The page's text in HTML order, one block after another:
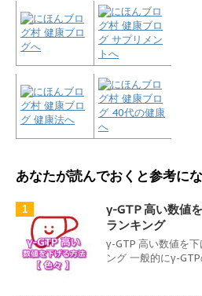
あなたが読んでおくと参考に
1
γ-GTP 高い数値
ランキング
γ-GTP 高い数値を
ング 一般的にγ-